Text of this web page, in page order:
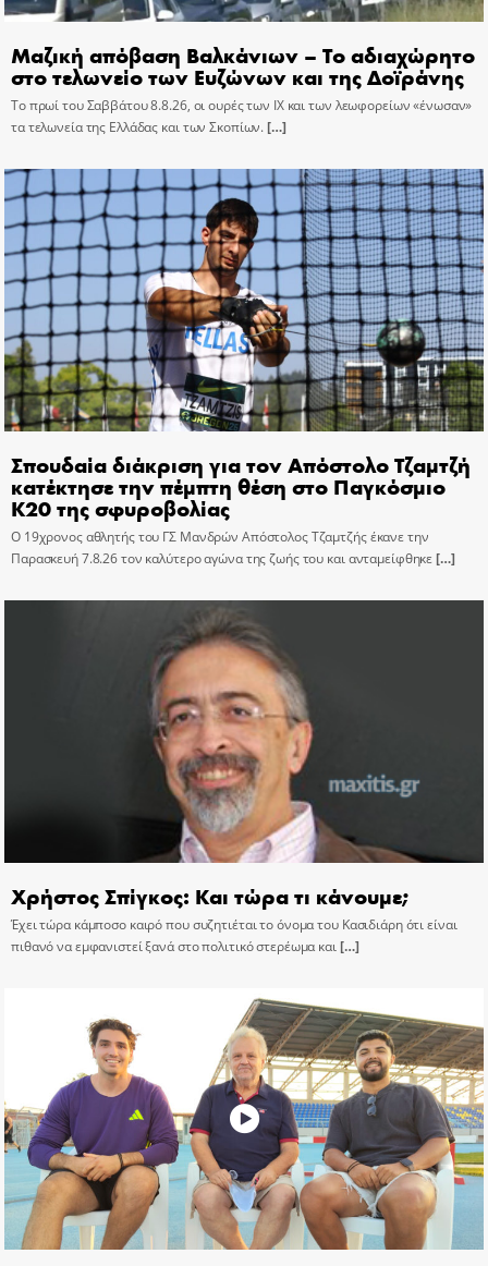
Μαζική απόβαση Βαλκάνιων – Το αδιαχώρητο
στο τελωνείο των Ευζώνων και της Δοϊράνης
Το πρωί του Σαββάτου 8.8.26, οι ουρές των ΙΧ και των λεωφορείων «ένωσαν»
τα τελωνεία της Ελλάδας και των Σκοπίων.[…]
Σπουδαία διάκριση για τον Απόστολο Τζαμτζή
κατέκτησε την πέμπτη θέση στο Παγκόσμιο
Κ20 της σφυροβολίας
Ο 19χρονος αθλητής του ΓΣ Μανδρών Απόστολος Τζαμτζής έκανε την
Παρασκευή 7.8.26 τον καλύτερο αγώνα της ζωής του και ανταμείφθηκε[…]
Χρήστος Σπίγκος: Και τώρα τι κάνουμε;
Έχει τώρα κάμποσο καιρό που συζητιέται το όνομα του Κασιδιάρη ότι είναι
πιθανό να εμφανιστεί ξανά στο πολιτικό στερέωμα και[…]